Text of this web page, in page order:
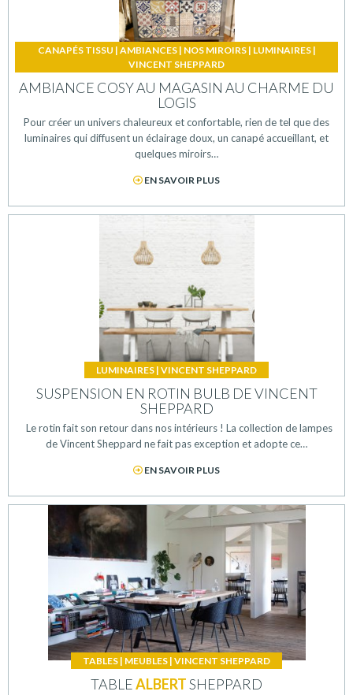
CANAPÉS TISSU | AMBIANCES| NOS MIROIRS| LUMINAIRES|
VINCENT SHEPPARD
AMBIANCE COSY AU MAGASIN AU CHARME DU
LOGIS
Pour créer un univers chaleureux et confortable, rien de tel que des
luminaires qui diffusent un éclairage doux, un canapé accueillant, et
quelques miroirs…
EN SAVOIR PLUS
LUMINAIRES | VINCENT SHEPPARD
SUSPENSION EN ROTIN BULB DE VINCENT
SHEPPARD
Le rotin fait son retour dans nos intérieurs ! La collection de lampes
de Vincent Sheppard ne fait pas exception et adopte ce…
EN SAVOIR PLUS
TABLES | MEUBLES | VINCENT SHEPPARD
TABLEALBERTSHEPPARD